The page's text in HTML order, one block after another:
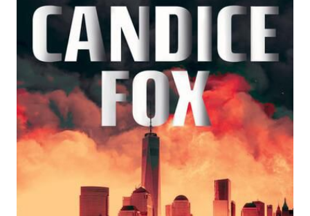
Devil's Kitchen
Zur Wunschliste hinzufügen
Thriller | New Yorker Feuerwehrleute auf Beutezug
VonCandice Fox
Verlag: Suhrkamp 14.04.2025
432 Seiten